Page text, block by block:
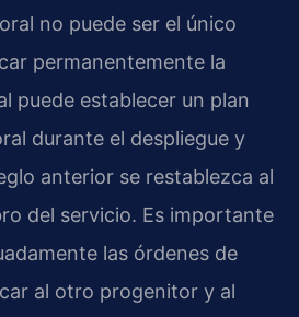
no puede ser el único
permanentemente la
puede establecer un plan
durante el despliegue y
anterior se restablezca al
del servicio. Es importante
las órdenes de
al otro progenitor y al